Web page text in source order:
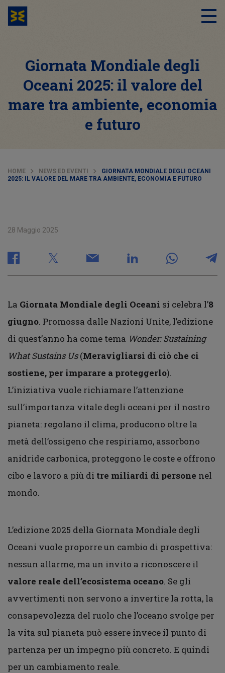
Giornata Mondiale degli
Oceani 2025: il valore del
mare tra ambiente, economia
e futuro
HOME NEWS ED EVENTI
GIORNATA MONDIALE DEGLI OCEANI
2025: IL VALORE DEL MARE TRA AMBIENTE, ECONOMIA E FUTURO
28 Maggio 2025
La Giornata Mondiale degli Oceani si celebra l’8
giugno. Promossa dalle Nazioni Unite, l’edizione
di quest’anno ha come tema Wonder: Sustaining
What Sustains Us(Meravigliarsi di ciò che ci
sostiene, per imparare a proteggerlo).
L’iniziativa vuole richiamare l’attenzione
sull’importanza vitale degli oceani per il nostro
pianeta: regolano il clima, producono oltre la
metà dell’ossigeno che respiriamo, assorbono
anidride carbonica, proteggono le coste e offrono
cibo e lavoro a più di tre miliardi di persone nel
mondo.
L’edizione 2025 della Giornata Mondiale degli
Oceani vuole proporre un cambio di prospettiva:
nessun allarme, ma un invito a riconoscere il
valore reale dell’ecosistema oceano. Se gli
avvertimenti non servono a invertire la rotta, la
consapevolezza del ruolo che l’oceano svolge per
la vita sul pianeta può essere invece il punto di
partenza per un impegno più concreto. E quindi
per un cambiamento reale.